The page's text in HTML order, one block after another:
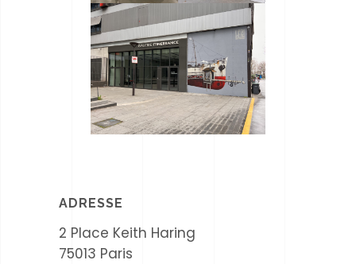
ADRESSE
2 Place Keith Haring
75013 Paris